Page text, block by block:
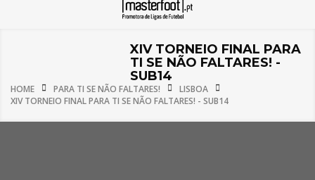
XIV TORNEIO FINAL PARA
TI SE NÃO FALTARES! -
SUB14
HOME PARA TI SE NÃO FALTARES!
LISBOA
XIV TORNEIO FINAL PARA TI SE NÃO FALTARES! - SUB14